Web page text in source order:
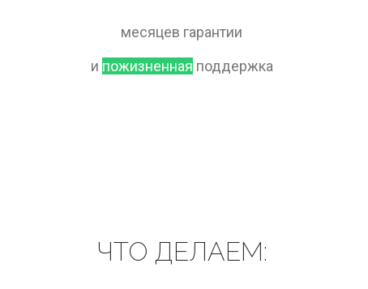
месяцев гарантии
и пожизненная поддержка
ЧТО ДЕЛАЕМ: